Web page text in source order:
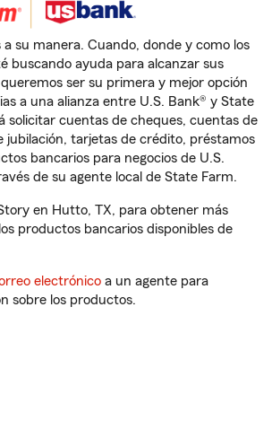
a su manera. Cuando, donde y como los
buscando ayuda para alcanzar sus
ser su primera y mejor opción
a una alianza entre U.S. Bank® y State
solicitar cuentas de cheques, cuentas de
jubilación, tarjetas de crédito, préstamos
bancarios para negocios de U.S.
de su agente local de State Farm.
en Hutto, TX, para obtener más
productos bancarios disponibles de
electrónico a un agente para
sobre los productos.